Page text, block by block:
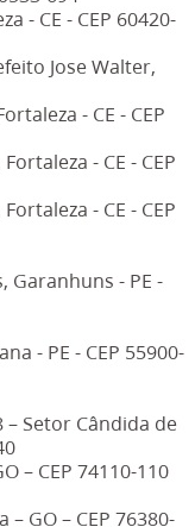
- CE - CEP 60420-
Jose Walter,
- CE - CEP
- CE - CEP
- CE - CEP
Garanhuns - PE -
- PE - CEP 55900-
– Setor Cândida de
– CEP 74110-110
GO – CEP 76380-